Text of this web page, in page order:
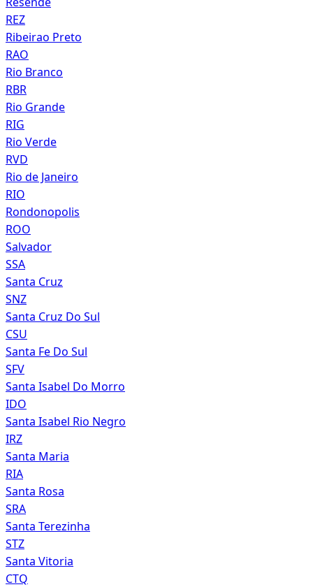
REZ
Ribeirao Preto
RAO
Rio Branco
RBR
Rio Grande
RIG
Rio Verde
RVD
Rio de Janeiro
RIO
Rondonopolis
ROO
Salvador
SSA
Santa Cruz
SNZ
Santa Cruz Do Sul
CSU
Santa Fe Do Sul
SFV
Santa Isabel Do Morro
IDO
Santa Isabel Rio Negro
IRZ
Santa Maria
RIA
Santa Rosa
SRA
Santa Terezinha
STZ
Santa Vitoria
CTQ